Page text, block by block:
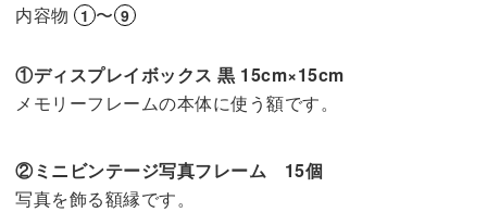
内容物 1 〜 9
①ディスプレイボックス 黒 15cm×15cm
メモリーフレームの本体に使う額です。
②ミニビンテージ写真フレーム 15個
写真を飾る額縁です。